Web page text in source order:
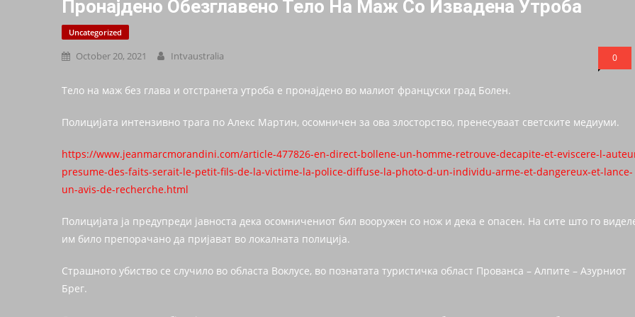
Пронајдено Обезглавено Тело На Маж Со Извадена Утроба
Uncategorized
October 20, 2021 Intvaustralia 0
Тело на маж без глава и отстранета утроба е пронајдено во малиот француски град Болен.
Полицијата интензивно трага по Алекс Мартин, осомничен за ова злосторство, пренесуваат светските медиуми.
https://www.jeanmarcmorandini.com/article-477826-en-direct-bollene-un-homme-retrouve-decapite-et-eviscere-l-
presume-des-faits-serait-le-petit-fils-de-la-victime-la-police-diffuse-la-photo-d-un-individu-arme-et-dangereux-et-lance-
un-avis-de-recherche.html
Полицијата ја предупреди јавноста дека осомничениот бил вооружен со нож и дека е опасен. На сите што го
им било препорачано да пријават во локалната полиција.
Страшното убиство се случило во областа Воклусе, во познатата туристичка област Прованса – Алпите – Азурниот
Брег.